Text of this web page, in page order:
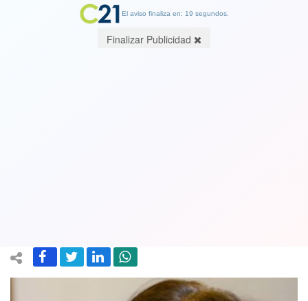
El aviso finaliza en: 19 segundos.
Finalizar Publicidad